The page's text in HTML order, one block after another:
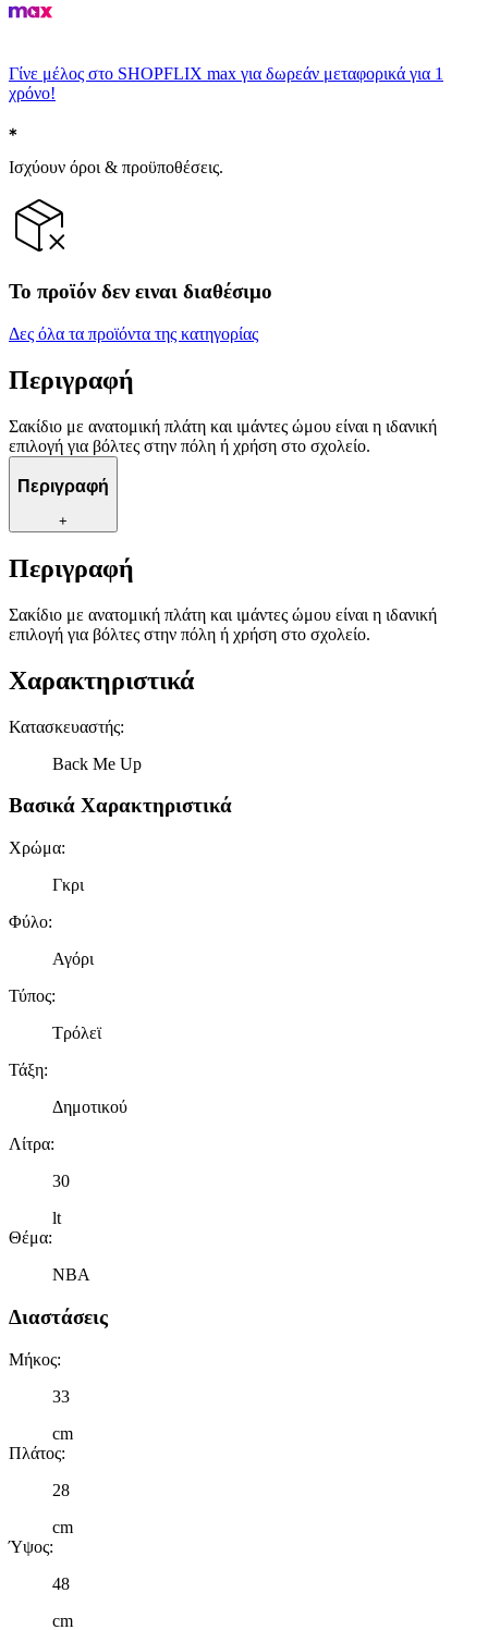
Γίνε μέλος στο SHOPFLIX max για δωρεάν μεταφορικά για 1
χρόνο!
Ισχύουν όροι & προϋποθέσεις.
Το προϊόν δεν ειναι διαθέσιμο
Δες όλα τα προϊόντα της κατηγορίας
Περιγραφή
Σακίδιο με ανατομική πλάτη και ιμάντες ώμου είναι η ιδανική
επιλογή για βόλτες στην πόλη ή χρήση στο σχολείο.
Περιγραφή
+
Περιγραφή
Σακίδιο με ανατομική πλάτη και ιμάντες ώμου είναι η ιδανική
επιλογή για βόλτες στην πόλη ή χρήση στο σχολείο.
Χαρακτηριστικά
Κατασκευαστής:
Back Me Up
Βασικά Χαρακτηριστικά
Χρώμα:
Γκρι
Φύλο:
Αγόρι
Τύπος:
Τρόλεϊ
Τάξη:
Δημοτικού
Λίτρα:
30
lt
Θέμα:
NBA
Διαστάσεις
Μήκος:
33
cm
Πλάτος:
28
cm
Ύψος:
48
cm